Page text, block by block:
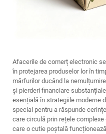
Afacerile de comerț electronic
în protejarea produselor lor în
mărfurilor ducând la
și pierderi financiare
esențială în strategiile moderne
special pentru a răspunde
care circulă prin rețele
care o cutie poștală